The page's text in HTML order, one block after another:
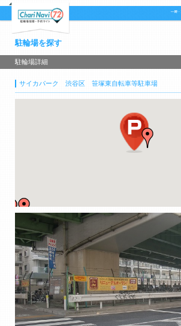
駐輪場を探す
駐輪場詳細
サイカパーク 渋谷区 笹塚東自転車等駐車場